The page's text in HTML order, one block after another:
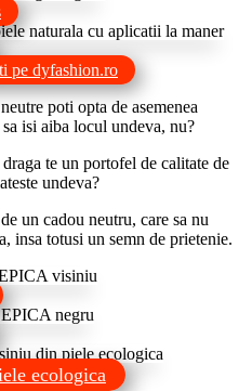
pe dyfashion.ro
poti opta de asemenea
isi aiba locul undeva, nu?
te un portofel de calitate de
undeva?
un cadou neutru, care sa nu
insa totusi un semn de prietenie.
ecologica